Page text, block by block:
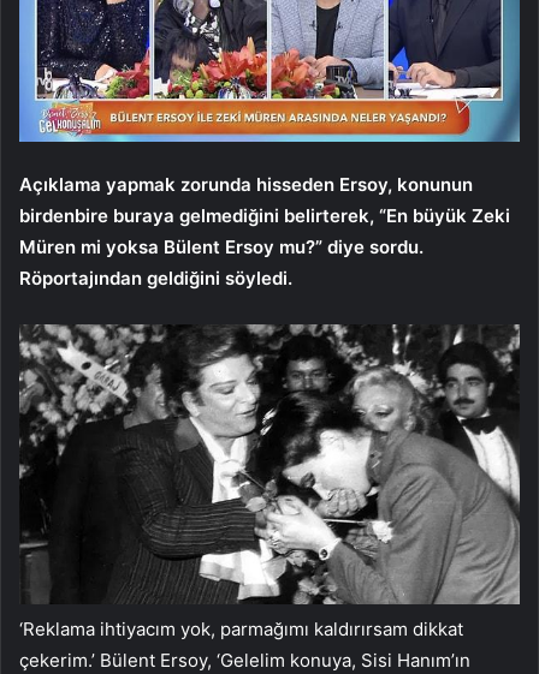
Açıklama yapmak zorunda hisseden Ersoy, konunun
birdenbire buraya gelmediğini belirterek, “En büyük Zeki
Müren mi yoksa Bülent Ersoy mu?” diye sordu.
Röportajından geldiğini söyledi.
‘Reklama ihtiyacım yok, parmağımı kaldırırsam dikkat
çekerim.’ Bülent Ersoy, ‘Gelelim konuya, Sisi Hanım’ın